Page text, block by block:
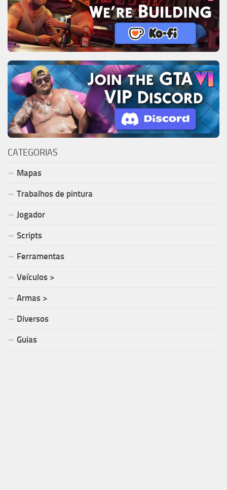
CATEGORIAS
Mapas
Trabalhos de pintura
Jogador
Scripts
Ferramentas
Veículos >
Armas >
Diversos
Guias